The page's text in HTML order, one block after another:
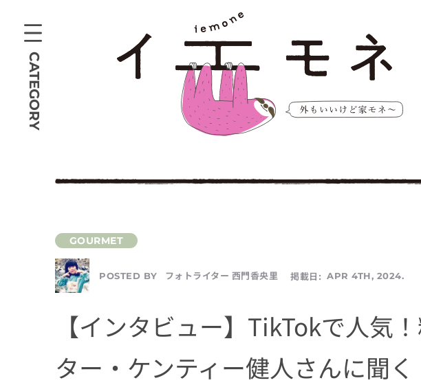
CATEGORY
POSTED BY フォトライター 西門香央里 掲載日: APR 4TH, 2024.
【インタビュー】TikTokで人気
ター・ケンティー健人さんに聞